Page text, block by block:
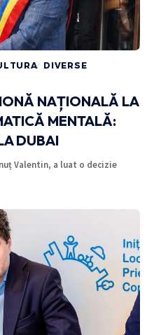
DIVERSE
NAȚIONALĂ LA
MENTALĂ:
DUBAI
Valentin, a luat o decizie